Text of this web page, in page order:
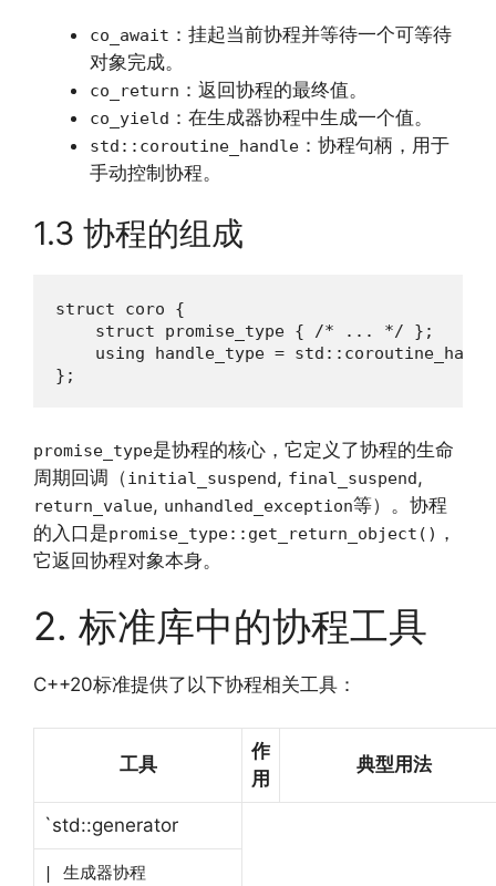
co_await ：挂起当前协程并等待一个可等待
对象完成。
co_return ：返回协程的最终值。
co_yield ：在生成器协程中生成一个值。
std::coroutine_handle ：协程句柄，用于
手动控制协程。
1.3 协程的组成
struct coro {
    struct promise_type { /* ... */ };
using handle_type =
};
promise_type是协程的核心，它定义了协程的生命
周期回调（initial_suspend, final_suspend,
return_value, unhandled_exception等）。协程
的入口是promise_type::get_return_object() ，
它返回协程对象本身。
2. 标准库中的协程工具
C++20标准提供了以下协程相关工具：
工具
作
用
典型用法
`std::generator
| 生成器协程